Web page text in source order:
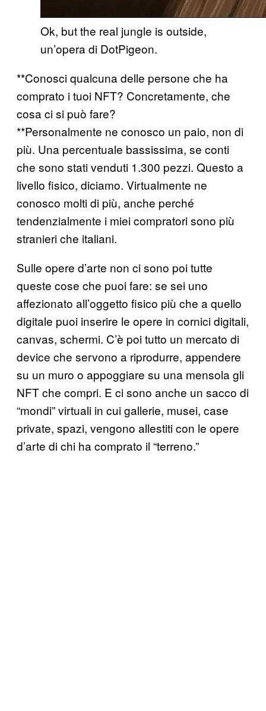
Ok, but the real jungle is outside,
un’opera di DotPigeon.
**Conosci qualcuna delle persone che ha
comprato i tuoi NFT? Concretamente, che
cosa ci si può fare?
**Personalmente ne conosco un paio, non di
più. Una percentuale bassissima, se conti
che sono stati venduti 1.300 pezzi. Questo a
livello fisico, diciamo. Virtualmente ne
conosco molti di più, anche perché
tendenzialmente i miei compratori sono più
stranieri che italiani.
Sulle opere d’arte non ci sono poi tutte
queste cose che puoi fare: se sei uno
affezionato all’oggetto fisico più che a quello
digitale puoi inserire le opere in cornici digitali,
canvas, schermi. C’è poi tutto un mercato di
device che servono a riprodurre, appendere
su un muro o appoggiare su una mensola gli
NFT che compri. E ci sono anche un sacco di
“mondi” virtuali in cui gallerie, musei, case
private, spazi, vengono allestiti con le opere
d’arte di chi ha comprato il “terreno.”